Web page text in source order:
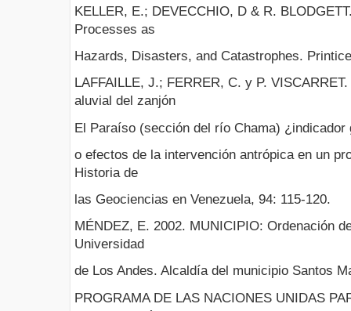
KELLER, E.; DEVECCHIO, D & R.
Processes as
Hazards, Disasters, and Catastrophes.
LAFFAILLE, J.; FERRER, C. y P.
aluvial del zanjón
El Paraíso (sección del río Chama)
o efectos de la intervención antrópica en un
Historia de
las Geociencias en Venezuela, 94: 115-120.
MÉNDEZ, E. 2002. MUNICIPIO: Ordenación
Universidad
de Los Andes. Alcaldía del municipio Santos
PROGRAMA DE LAS NACIONES UNIDAS